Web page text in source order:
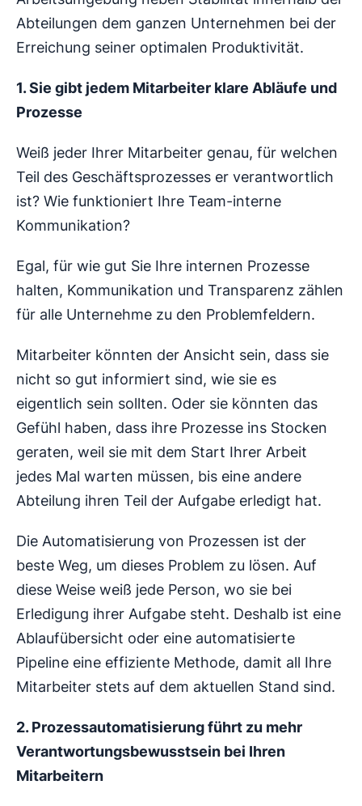
Abteilungen dem ganzen Unternehmen bei der
Erreichung seiner optimalen Produktivität.
1. Sie gibt jedem Mitarbeiter klare Abläufe und
Prozesse
Weiß jeder Ihrer Mitarbeiter genau, für welchen
Teil des Geschäftsprozesses er verantwortlich
ist? Wie funktioniert Ihre Team-interne
Kommunikation?
Egal, für wie gut Sie Ihre internen Prozesse
halten, Kommunikation und Transparenz zählen
für alle Unternehme zu den Problemfeldern.
Mitarbeiter könnten der Ansicht sein, dass sie
nicht so gut informiert sind, wie sie es
eigentlich sein sollten. Oder sie könnten das
Gefühl haben, dass ihre Prozesse ins Stocken
geraten, weil sie mit dem Start Ihrer Arbeit
jedes Mal warten müssen, bis eine andere
Abteilung ihren Teil der Aufgabe erledigt hat.
Die Automatisierung von Prozessen ist der
beste Weg, um dieses Problem zu lösen. Auf
diese Weise weiß jede Person, wo sie bei
Erledigung ihrer Aufgabe steht. Deshalb ist eine
Ablaufübersicht oder eine automatisierte
Pipeline eine effiziente Methode, damit all Ihre
Mitarbeiter stets auf dem aktuellen Stand sind.
2. Prozessautomatisierung führt zu mehr
Verantwortungsbewusstsein bei Ihren
Mitarbeitern